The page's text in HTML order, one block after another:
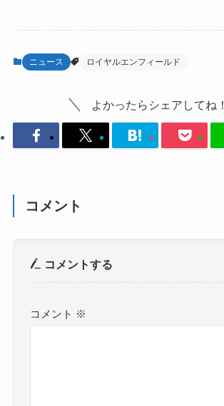
ニュース ロイヤルエンフィールド
よかったらシェアしてね！
コメント
コメントする
コメント ※